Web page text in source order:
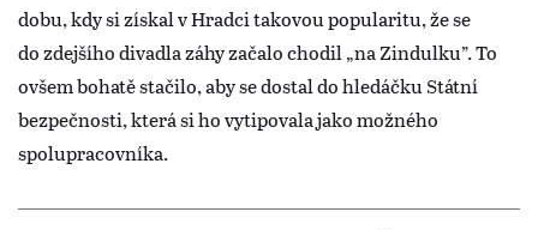
dobu, kdy si získal v Hradci takovou popularitu, že se
do zdejšího divadla záhy začalo chodil „na Zindulku”. To
ovšem bohatě stačilo, aby se dostal do hledáčku Státní
bezpečnosti, která si ho vytipovala jako možného
spolupracovníka.